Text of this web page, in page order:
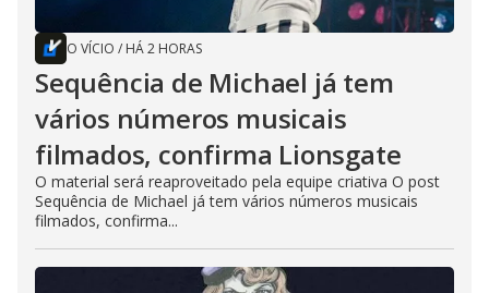
O VÍCIO / HÁ 2 HORAS
Sequência de Michael já tem
vários números musicais
filmados, confirma Lionsgate
O material será reaproveitado pela equipe criativa O post
Sequência de Michael já tem vários números musicais
filmados, confirma...